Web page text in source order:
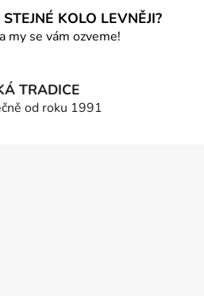
r
v
k
v
ý
p
KOLO LEVNĚJI?
my se vám ozveme!
TRADICE
od roku 1991